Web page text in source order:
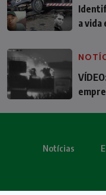
a vida
Notícias